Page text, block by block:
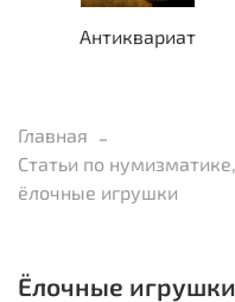
Антиквариат
Главная
Статьи по
ёлочные игрушки
ёлочные игрушки